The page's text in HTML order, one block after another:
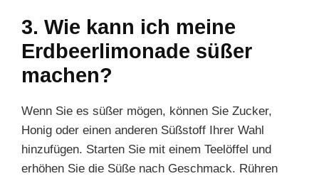
3. Wie kann ich meine
Erdbeerlimonade süßer
machen?
Wenn Sie es süßer mögen, können Sie Zucker,
Honig oder einen anderen Süßstoff Ihrer Wahl
hinzufügen. Starten Sie mit einem Teelöffel und
erhöhen Sie die Süße nach Geschmack. Rühren